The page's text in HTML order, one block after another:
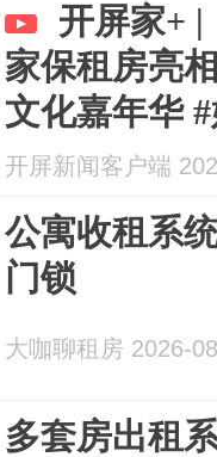
开屏家+ |
家保租房亮
文化嘉年华
开屏新闻客户端
公寓收租系
门锁
大咖聊租房 2026-
多套房出租